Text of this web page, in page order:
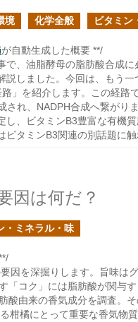
境 化学全般 ビタミン
が自動生成した概要 **/
で、油脂酵母の脂肪酸合成
説しました。今回は、もう
」を紹介します。この経路
され、NADPH合成へ繋がり
し、ビタミンB3豊富な有機
ビタミンB3関連の別話題に触
因は何だ？
・ミネラル・味
因を深掘りします。旨味は
「コク」には脂肪酸が関与
酸由来の香気成分を調査。
柑橘にとって重要な香気物